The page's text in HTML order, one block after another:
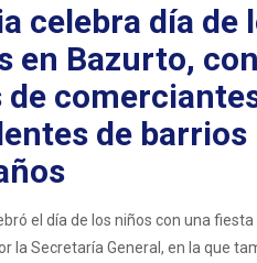
celebra día de
en Bazurto, con
de
de barrios
el día de los niños con una fiesta
la Secretaría General, en la que